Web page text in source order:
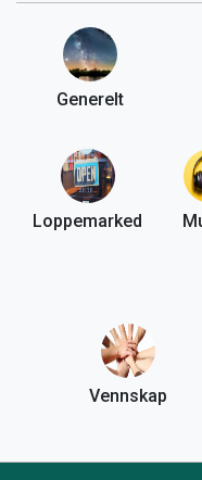
Generelt
Loppemarked
Vennskap